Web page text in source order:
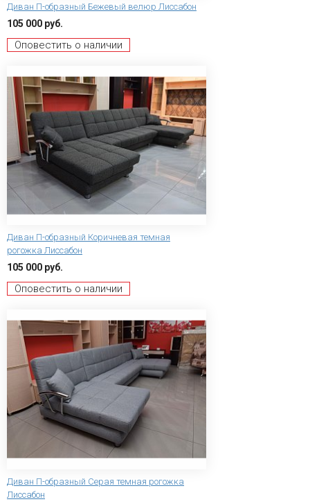
Диван П-образный Бежевый велюр Лиссабон
105 000 руб.
Оповестить о наличии
Диван П-образный Коричневая темная
рогожка Лиссабон
105 000 руб.
Оповестить о наличии
Диван П-образный Серая темная рогожка
Лиссабон